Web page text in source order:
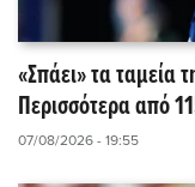
«Σπάει» τα ταμεία
Περισσότερα από
07/08/2026 - 19:55